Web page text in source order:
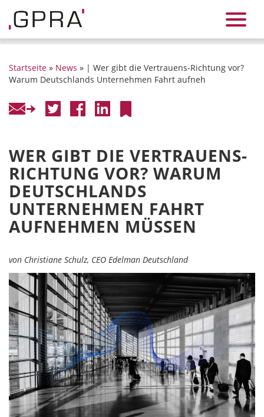
Startseite » News » | Wer gibt die Vertrauens-Richtung vor?
Warum Deutschlands Unternehmen Fahrt aufneh
WER GIBT DIE VERTRAUENS-
RICHTUNG VOR? WARUM
DEUTSCHLANDS
UNTERNEHMEN FAHRT
AUFNEHMEN MÜSSEN
von Christiane Schulz, CEO Edelman Deutschland